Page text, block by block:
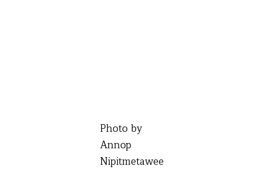
Photo by
Annop
Nipitmetawee